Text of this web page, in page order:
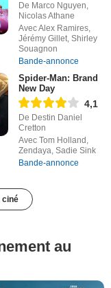
De Marco Nguyen,
Nicolas Athane
Avec Alex Ramires,
Jérémy Gillet, Shirley
Souagnon
Bande-annonce
Spider-Man: Brand
New Day
4,1
De Destin Daniel
Cretton
Avec Tom Holland,
Zendaya, Sadie Sink
Bande-annonce
ciné
au